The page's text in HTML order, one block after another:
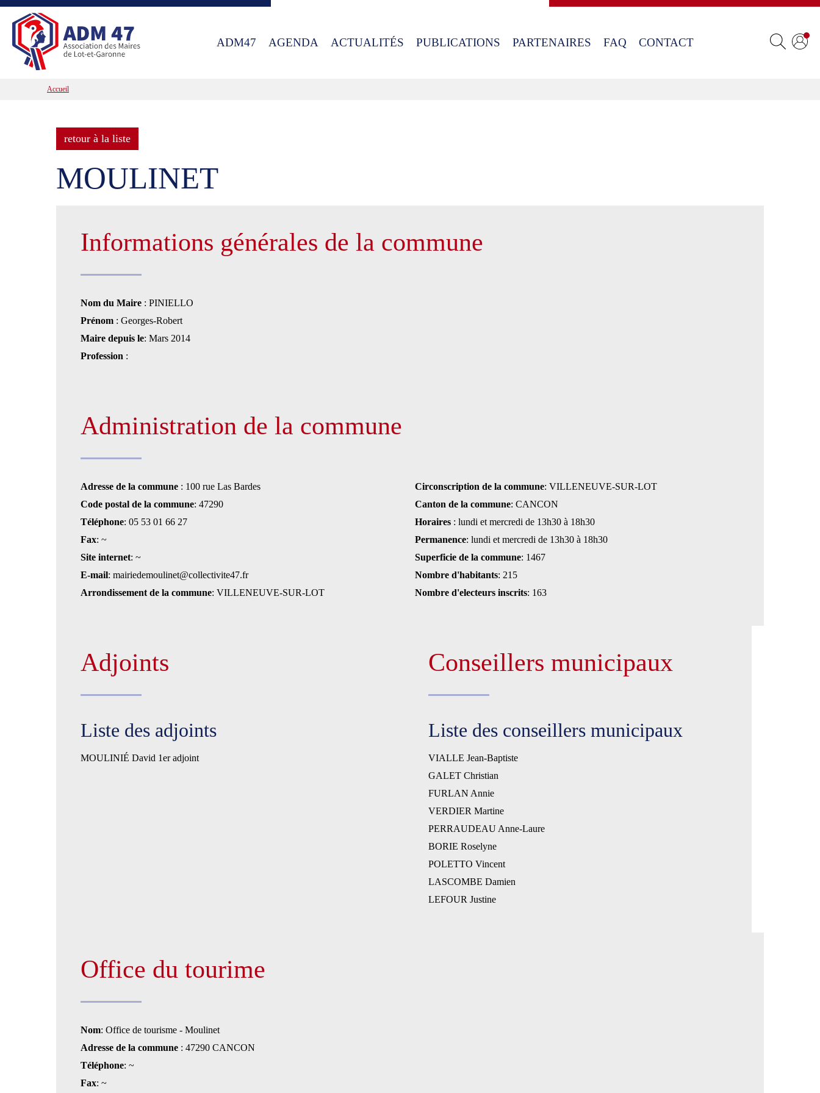
ADM47 AGENDA ACTUALITÉS PUBLICATIONS PARTENAIRES FAQ CONTACT
Accueil
retour à la liste
MOULINET
Informations générales de la commune
Nom du Maire : PINIELLO
Prénom : Georges-Robert
Maire depuis le: Mars 2014
Profession :
Administration de la commune
Adresse de la commune : 100 rue Las Bardes
Code postal de la commune: 47290
Téléphone: 05 53 01 66 27
Fax: ~
Site internet: ~
E-mail: mairiedemoulinet@collectivite47.fr
Arrondissement de la commune: VILLENEUVE-SUR-LOT
Circonscription de la commune: VILLENEUVE-SUR-LOT
Canton de la commune: CANCON
Horaires : lundi et mercredi de 13h30 à 18h30
Permanence: lundi et mercredi de 13h30 à 18h30
Superficie de la commune: 1467
Nombre d'habitants: 215
Nombre d'electeurs inscrits: 163
Adjoints
Liste des adjoints
MOULINIÉ David 1er adjoint
Conseillers municipaux
Liste des conseillers municipaux
VIALLE Jean-Baptiste
GALET Christian
FURLAN Annie
VERDIER Martine
PERRAUDEAU Anne-Laure
BORIE Roselyne
POLETTO Vincent
LASCOMBE Damien
LEFOUR Justine
Office du tourime
Nom: Office de tourisme - Moulinet
Adresse de la commune : 47290 CANCON
Téléphone: ~
Fax: ~